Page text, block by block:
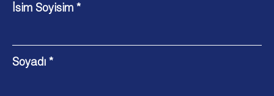
İsim Soyisim *
Soyadı *